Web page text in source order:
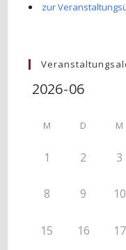
zur
M D M
1 2 3
8 9 10
15 16 17